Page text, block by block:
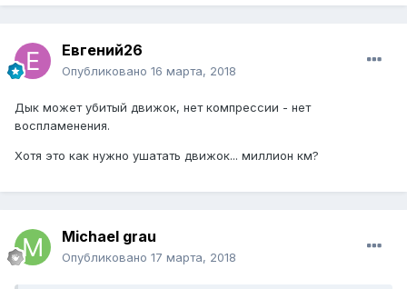
Евгений26
Опубликовано 16 марта, 2018
Дык может убитый движок, нет компрессии - нет
воспламенения.
Хотя это как нужно ушатать движок... миллион км?
Michael grau
Опубликовано 17 марта, 2018